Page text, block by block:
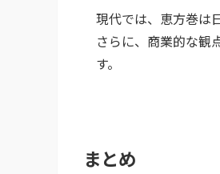
現代では、恵方巻は
さらに、商業的な観
す。
まとめ